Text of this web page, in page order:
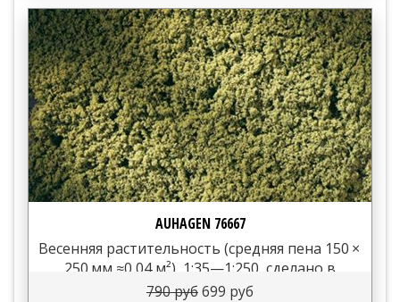
AUHAGEN 76667
Весенняя растительность (средняя пена 150 ×
250 мм ≈0,04 м²), 1:35—1:250, сделано в
Герман...
790 руб699 руб